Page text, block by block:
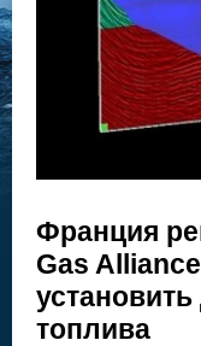
Франция
Gas
топлива